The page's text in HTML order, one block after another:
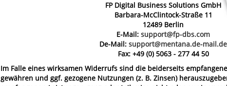
FP Digital Business Solutions GmbH
Barbara-McClintock-Straße 11
12489 Berlin
E-Mail: support@fp-dbs.com
De-Mail: support@mentana.de-mail.de
Fax: +49 (0) 5063 - 277 44 50
Im Falle eines wirksamen Widerrufs sind die beiderseits
gewähren und ggf. gezogene Nutzungen (z. B. Zinsen)